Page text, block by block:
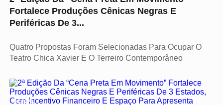
Fortalece Produções Cênicas Negras E
Periféricas De 3...
Quatro Propostas Foram Selecionadas Para Ocupar O
Teatro Chica Xavier E O Terreiro Contemporâneo
GERAL